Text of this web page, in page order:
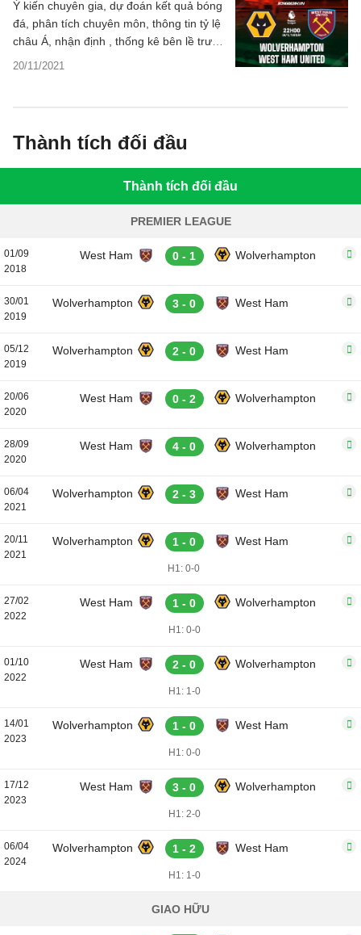
20/11/2021
Ý kiến chuyên gia, dự đoán kết quả bóng
đá, phân tích chuyên môn, thông tin tỷ lệ
châu Á, nhận định , thống kê bên lề trước
trận đấu Wolves vs West Ham vòng 12
Thành tích đối đầu
Thành tích đối đầu
PREMIER LEAGUE
01/09
2018
West Ham 0 - 1 Wolverhampton
30/01
2019
Wolverhampton 3 - 0 West Ham
05/12
2019
Wolverhampton 2 - 0 West Ham
20/06
2020
West Ham 0 - 2 Wolverhampton
28/09
2020
West Ham 4 - 0 Wolverhampton
06/04
2021
Wolverhampton 2 - 3 West Ham
20/11
2021
Wolverhampton 1 - 0 West Ham
H1: 0-0
27/02
2022
West Ham 1 - 0 Wolverhampton
H1: 0-0
01/10
2022
West Ham 2 - 0 Wolverhampton
H1: 1-0
14/01
2023
Wolverhampton 1 - 0 West Ham
H1: 0-0
17/12
2023
West Ham 3 - 0 Wolverhampton
H1: 2-0
06/04
2024
Wolverhampton 1 - 2 West Ham
H1: 1-0
GIAO HỮU